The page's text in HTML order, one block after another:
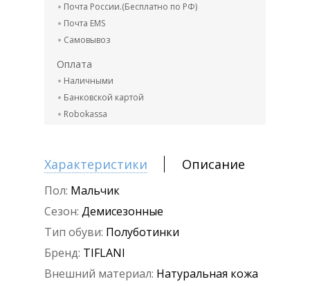
Почта России.(Бесплатно по РФ)
Почта EMS
Самовывоз
Оплата
Наличными
Банковской картой
Robokassa
Характеристики Описание
Пол: Мальчик
Сезон: Демисезонные
Тип обуви: Полуботинки
Бренд: TIFLANI
Внешний материал: Натуральная кожа